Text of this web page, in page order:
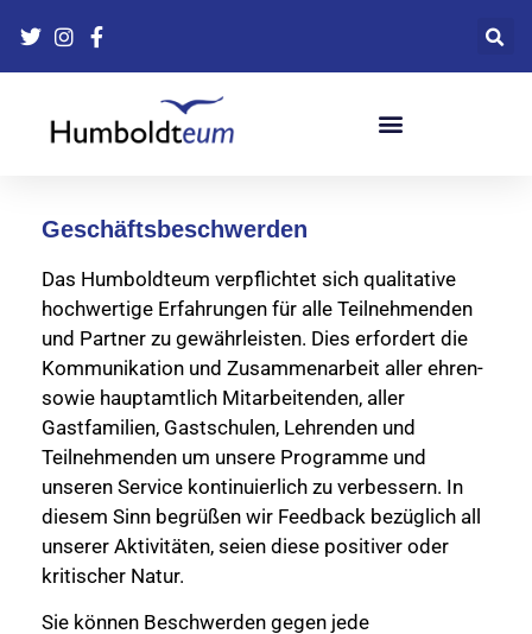
Geschäftsbeschwerden
Das Humboldteum verpflichtet sich qualitative
hochwertige Erfahrungen für alle Teilnehmenden
und Partner zu gewährleisten. Dies erfordert die
Kommunikation und Zusammenarbeit aller ehren-
sowie hauptamtlich Mitarbeitenden, aller
Gastfamilien, Gastschulen, Lehrenden und
Teilnehmenden um unsere Programme und
unseren Service kontinuierlich zu verbessern. In
diesem Sinn begrüßen wir Feedback bezüglich all
unserer Aktivitäten, seien diese positiver oder
kritischer Natur.
Sie können Beschwerden gegen jede